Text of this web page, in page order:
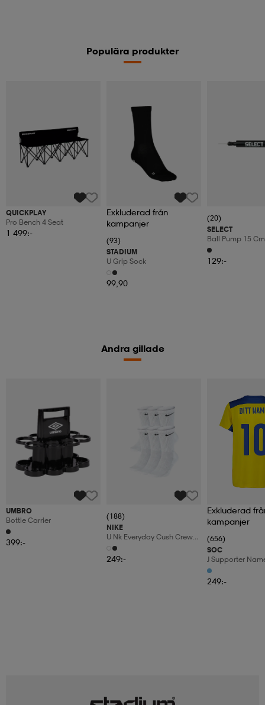
Populära produkter
QUICKPLAY
Pro Bench 4 Seat
1 499:-
Exkluderad från
kampanjer
(93)
STADIUM
U Grip Sock
99,90
(20)
SELECT
Ball Pump 15
Hose
129:-
Andra gillade
UMBRO
Bottle Carrier
399:-
(188)
NIKE
U Nk Everyday Cush Crew
6pr-Bd
249:-
Exkluderad
kampanjer
(656)
SOC
J Supporter
249:-